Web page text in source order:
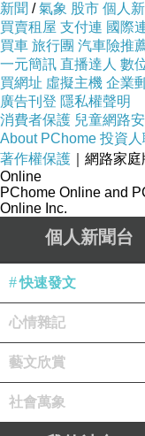
客
http://
ml
2010.6.10 12:13
各位親愛的台長︰
工程師目前已陸
圖片還沒恢復，
為了加速客服人
時候，請注意以
新聞 /氣象 股市 個人
買賣租屋 支付連 國際
買車 旅行團 汽車險推
一元簡訊 直播達人 數
買網址 虛擬主機 企業
廣告刊登 隱私權聲明
消費者保護 兒童網路
About PChome 投資
著作權保護 ｜網路家
Online
PChome Online and
Online Inc.
個人新聞台
快速發文
心情雜記
藝文欣賞
社會萬象